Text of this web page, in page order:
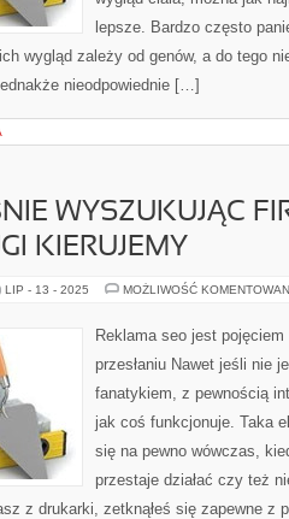
lepsze. Bardzo często
wygląd zależy od genów, a do tego
nieodpowiednie […]
WYSZUKUJĄC
KIERUJEMY
LIP - 13 - 2025 MOŻLIWOŚĆ
Reklama seo jest
przesłaniu Nawet jeśli nie
fanatykiem, z pewnością
jak coś funkcjonuje. Taka
się na pewno wówczas,
przestaje działać czy też
z drukarki, zetknąłeś się zapewne z